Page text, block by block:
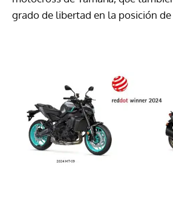
grado de libertad en la posición de